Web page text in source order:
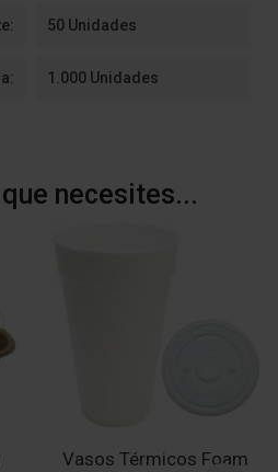
50 Unidades
1.000 Unidades
necesites...
Vasos Térmicos Foam